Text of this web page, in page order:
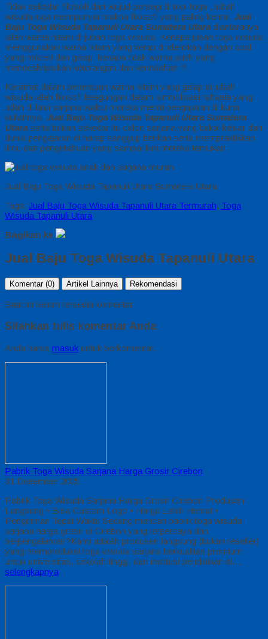
Tidak sekedar filosofi dari wujud persegi di topi toga , jubah
wisuda juga mempunyai makna filosofi yang paling kental, Jual
Baju Toga Wisuda Tapanuli Utara Sumatera Utara diantaranya
ialah warna hitam di jubah toga wisuda. Kenapa jubah toga wisuda
menggunakan warna hitam yang kerap di identikan dengan soal
yang misteri dan gelap, kenapa tidak warna putih yang
mendeskripsikan keterangan dan kerindahan ?.
Keramat dalam penentuan warna hitam yang gelap di jubah
wisuda ialah filosofi keagungan dalam simbolisasi rahasia yang
udah di lalui sarjana waktu mereka meniti pengajaran di kursi
kuliahnya, Jual Baju Toga Wisuda Tapanuli Utara Sumatera
Utara serta bukan sekedar itu calon sarjana yang bakal keluar dari
dunia pengajaran di harap sanggup berikan serta mempraktikkan
ilmu dan pengetahuan yang sampai kini mereka temukan.
Jual Baju Toga Wisuda Tapanuli Utara Sumatera Utara
Tags: Jual Baju Toga Wisuda Tapanuli Utara Termurah, Toga
Wisuda Tapanuli Utara
Bagikan ke
Jual Baju Toga Wisuda Tapanuli Utara
Komentar (0) Artikel Lainnya Rekomendasi
Saat ini belum tersedia komentar.
Silahkan tulis komentar Anda
Anda harus masuk untuk berkomentar.
Pabrik Toga Wisuda Sarjana Harga Grosir Cirebon
31 Desember 2025
Pabrik Toga Wisuda Sarjana Harga Grosir Cirebon Produsen
Langsung • Bisa Custom Logo • Harga Lebih Hemat •
Pengiriman Tepat Waktu Sedang mencari pabrik toga wisuda
sarjana harga grosir di Cirebon yang terpercaya dan
berpengalaman?Kami adalah produsen langsung (bukan reseller)
yang memproduksi toga wisuda sarjana berkualitas premium
untuk universitas, sekolah tinggi, dan institusi pendidikan di…
selengkapnya